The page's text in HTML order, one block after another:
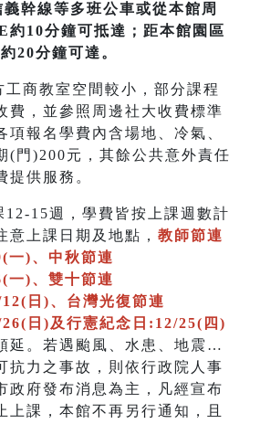
幹線等多班公車或從本館周
10分鐘可抵達；距本館園區
20分鐘可達。
商教室空間較小，部分課程
費，並參照周邊社大收費標準
項報名學費內含場地、冷氣、
(門)200元，其餘公共意外責任
提供服務。
15週，學費皆按上課週數計
意上課日期及地點， 教師節連
一)、中秋節連
一)、雙十節連
日)、台灣光復節連
日)及行憲紀念日:12/25(四)
延。若遇颱風、水患、地震…
抗力之事故，則依行政院人事
政府發布消息為主，凡經宣布
上課，本館不再另行通知，且